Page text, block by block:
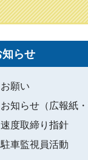
らせ
お願い
お知らせ（広報紙
速度取締り指針
駐車監視員活動